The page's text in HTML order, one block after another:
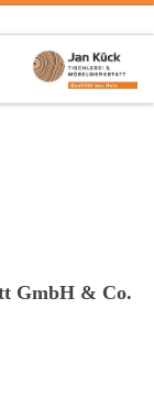
GmbH & Co.